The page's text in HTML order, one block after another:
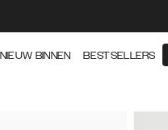
NIEUW BINNEN BESTSELLERS